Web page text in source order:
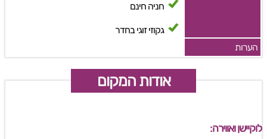
חניה חינם
גקוזי זוגי בחדר
הערות
אודות המקום
לוקיישן ואווירה: